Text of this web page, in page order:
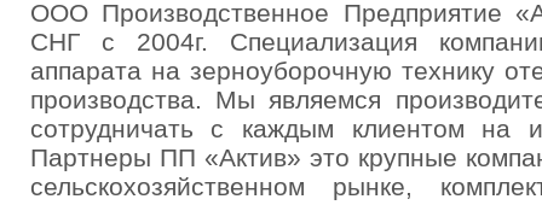
ООО Производственное Предприятие
СНГ с 2004г. Специализация
аппарата на зерноуборочную технику
производства. Мы являемся
сотрудничать с каждым клиентом на
Партнеры ПП «Актив» это крупные
сельскохозяйственном рынке,